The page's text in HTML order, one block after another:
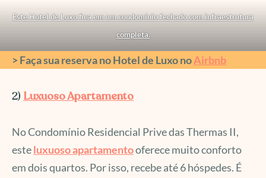
Este Hotel de Luxo fica em um condomínio fechado com infraestrutura
completa.
> Faça sua reserva no Hotel de Luxo noAirbnb
2) Luxuoso Apartamento
No Condomínio Residencial Prive das Thermas II,
esteluxuoso apartamentooferece muito conforto
em dois quartos. Por isso, recebe até 6 hóspedes. É